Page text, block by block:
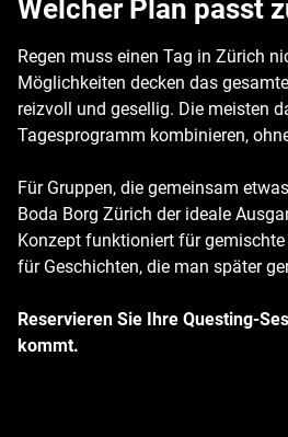
Welcher Plan passt
Regen muss einen Tag in Zürich
Möglichkeiten decken das
reizvoll und gesellig. Die meisten
Tagesprogramm kombinieren,
Für Gruppen, die gemeinsam
Boda Borg Zürich der ideale
Konzept funktioniert für
für Geschichten, die man später
Reservieren Sie Ihre Questing-
kommt.